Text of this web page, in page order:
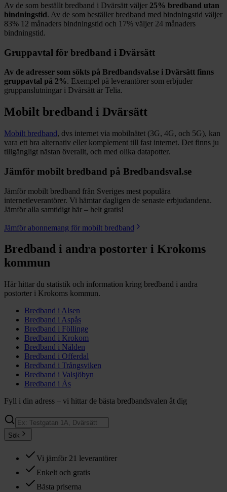
Av de som beställt bredband i Dvärsätt väljer 25% bredband utan
bindningstid. Av de som beställer bredband med bindningstid väljer
83% 12 månaders bindningstid och 17% väljer 24 månaders
bindningstid.
Gruppavtal för bredband i Dvärsätt
Av de adresser som sökts på Bredbandsval.se i Dvärsätt finns
gruppavtal på 2%. Exempel på leverantörer som erbjuder
gruppanslutningar i Dvärsätt är Telia.
Mobilt bredband i Dvärsätt
Mobilt bredband, dvs internet via mobilnätet (3G, 4G, och 5G), kan
vara ett bra alternativ eller komplement till fast internet. Det finns ju
tillgängligt nästan överallt, och med olika datapotter.
Jämför mobilt bredband på Bredbandsval.se
Jämför mobilt bredband från Sveriges mest populära
internetleverantörer. Vi hämtar dagligen de senaste erbjudandena.
Jämför alla samtidigt här – helt gratis!
Jämför abonnemang för mobilt bredband
Bredband i andra postorter i Krokoms
kommun
Här hittar du statistik och information kring bredband i andra
postorter i Krokoms kommun.
Bredband i Alsen
Bredband i Aspås
Bredband i Föllinge
Bredband i Krokom
Bredband i Nälden
Bredband i Offerdal
Bredband i Trångsviken
Bredband i Valsjöbyn
Bredband i Ås
Fyll i din adress – vi hittar de bästa bredbandsvalen åt dig
Sök
Vi jämför 21 leverantörer
Enkelt och gratis
Bästa priserna